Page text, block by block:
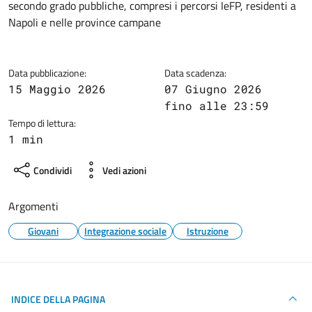
secondo grado pubbliche, compresi i percorsi IeFP, residenti a
Napoli e nelle province campane
Data pubblicazione:
15 Maggio 2026
Data scadenza:
07 Giugno 2026
fino alle 23:59
Tempo di lettura:
1 min
Condividi Vedi azioni
Argomenti
Giovani Integrazione sociale Istruzione
INDICE DELLA PAGINA